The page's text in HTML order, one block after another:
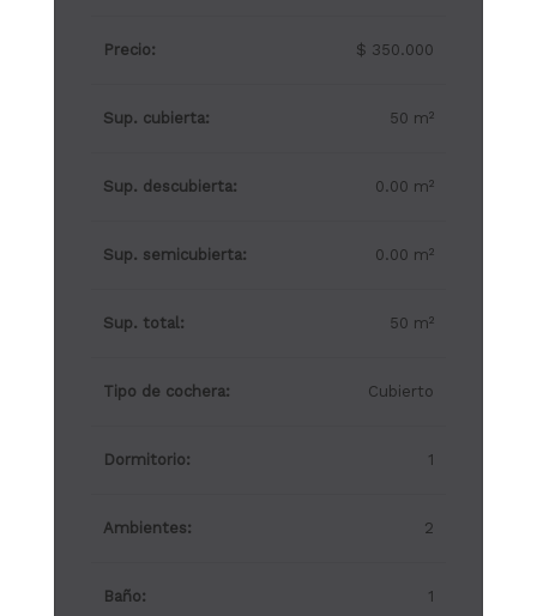
Precio: $ 350.000
Sup. cubierta: 50 m²
Sup. descubierta: 0.00 m²
Sup. semicubierta: 0.00 m²
Sup. total: 50 m²
Tipo de cochera: Cubierto
Dormitorio: 1
Ambientes: 2
Baño: 1